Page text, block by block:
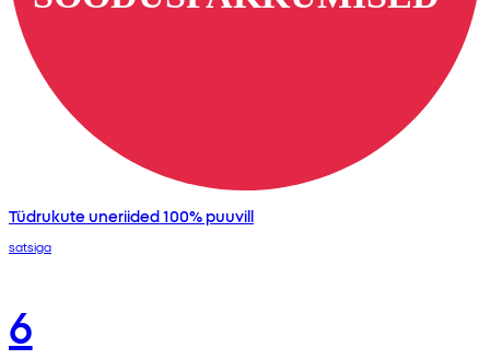
Tüdrukute uneriided 100% puuvill
satsiga
6